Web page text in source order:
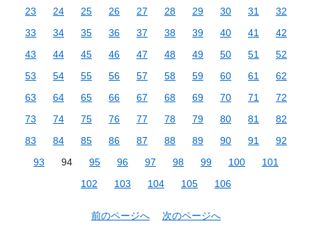
23
24 25 26 27 28 29 30 31
32
33
34 35 36 37 38 39 40 41
42
43
44 45 46 47 48 49 50 51
52
53
54 55 56 57 58 59 60 61
62
63
64 65 66 67 68 69 70 71
72
73
74 75 76 77 78 79 80 81
82
83
84 85 86 87 88 89 90 91
92
93
94 95 96 97 98 99 100
101
102
103 104 105 106
前のページへ 次のページへ